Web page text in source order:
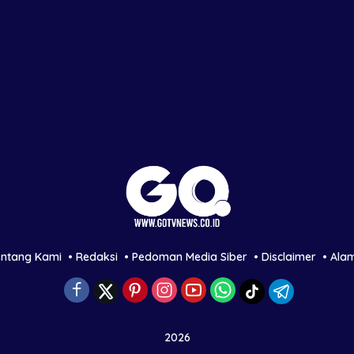
Kami Redaksi Pedoman Media Siber Disclaimer
2026